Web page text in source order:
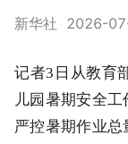
新华社 2026-
记者3日从教育
儿园暑期安全
严控暑期作业